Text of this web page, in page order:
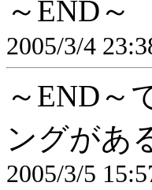
～END～
2005/3/4
～END～
ングがあ
2005/3/5